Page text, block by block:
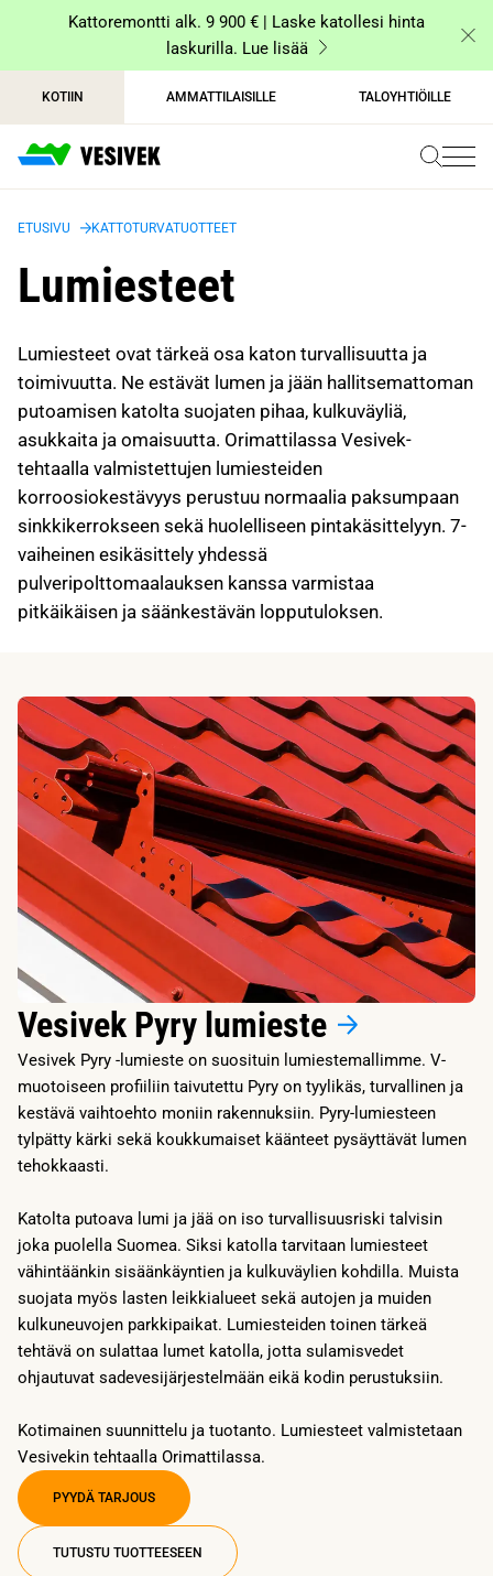
sisältöönKattoremontti alk. 9 900 € | Laske katollesi hinta
laskurilla. Lue lisää
KOTIIN AMMATTILAISILLE TALOYHTIÖILLE
ETUSIVU KATTOTURVATUOTTEET
Lumiesteet
Lumiesteet ovat tärkeä osa katon turvallisuutta ja
toimivuutta. Ne estävät lumen ja jään hallitsemattoman
putoamisen katolta suojaten pihaa, kulkuväyliä,
asukkaita ja omaisuutta. Orimattilassa Vesivek-
tehtaalla valmistettujen lumiesteiden
korroosiokestävyys perustuu normaalia paksumpaan
sinkkikerrokseen sekä huolelliseen pintakäsittelyyn. 7-
vaiheinen esikäsittely yhdessä
pulveripolttomaalauksen kanssa varmistaa
pitkäikäisen ja säänkestävän lopputuloksen.
Vesivek Pyry lumieste
Vesivek Pyry -lumieste on suosituin lumiestemallimme. V-
muotoiseen profiiliin taivutettu Pyry on tyylikäs, turvallinen ja
kestävä vaihtoehto moniin rakennuksiin. Pyry-lumiesteen
tylpätty kärki sekä koukkumaiset käänteet pysäyttävät lumen
tehokkaasti.
Katolta putoava lumi ja jää on iso turvallisuusriski talvisin
joka puolella Suomea. Siksi katolla tarvitaan lumiesteet
vähintäänkin sisäänkäyntien ja kulkuväylien kohdilla. Muista
suojata myös lasten leikkialueet sekä autojen ja muiden
kulkuneuvojen parkkipaikat. Lumiesteiden toinen tärkeä
tehtävä on sulattaa lumet katolla, jotta sulamisvedet
ohjautuvat sadevesijärjestelmään eikä kodin perustuksiin.
Kotimainen suunnittelu ja tuotanto. Lumiesteet valmistetaan
Vesivekin tehtaalla Orimattilassa.
PYYDÄ TARJOUS
TUTUSTU TUOTTEESEEN